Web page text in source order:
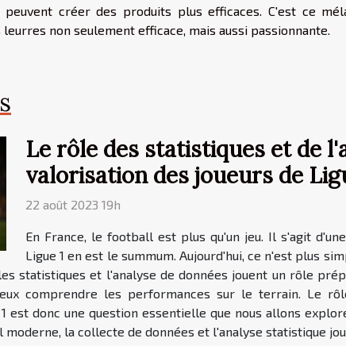
créer des produits plus efficaces. C'est ce
non seulement efficace, mais aussi passionnante.
Le rôle des statistiques et de
valorisation des joueurs de
22 août 2023 19h
En France, le football est plus qu'un jeu. Il s'agit
Ligue 1 en est le summum. Aujourd'hui, ce n'est plus
statistiques et l'analyse de données jouent un rôle
comprendre les performances sur le terrain. Le
est donc une question essentielle que nous allons
la collecte de données et l'analyse statistique